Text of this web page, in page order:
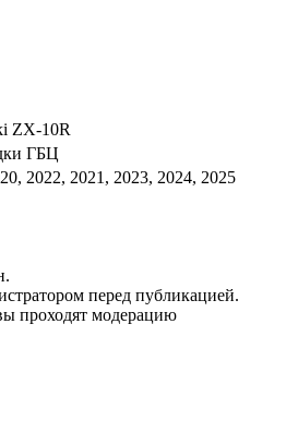
ZX-10R
ГБЦ
2022, 2021, 2023, 2024, 2025
перед публикацией.
проходят модерацию